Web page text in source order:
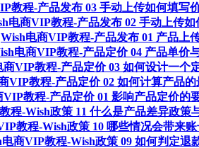
教程-产品发布 03 手动上传如何填写
电商VIP教程-产品发布 02 手动上传如
Wish电商VIP教程-产品发布 01 产品上
电商VIP教程-产品定价 04 产品单价
商VIP教程-产品定价 03 如何设计一个
VIP教程-产品定价 02 如何计算产品的
VIP教程-产品定价 01 影响产品定价的
程-Wish政策 11 什么是产品差异政策
教程-Wish政策 10 哪些情况会带来账
商VIP教程-Wish政策 09 如何判定退